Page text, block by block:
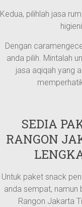
Kedua, pilihlah jasa
Dengan
anda pilih. Mintalah
jasa aqiqah yang
SEDIA
RANGON
Untuk paket snack
anda sempat, namun
Rangon Jakarta